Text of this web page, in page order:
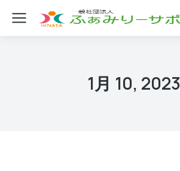
1月 10, 2023